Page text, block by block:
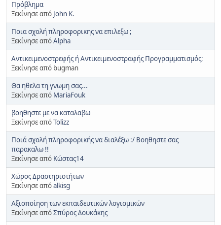
Πρόβλημα
Ξεκίνησε από John K.
Ποια σχολή πληροφορικης να επιλεξω ;
Ξεκίνησε απόAlpha
Αντικειμενοστρεφής ή Αντικειμενοστραφής Προγραμματισμός;
Ξεκίνησε από bugman
Θα ηθελα τη γνωμη σας...
Ξεκίνησε από MariaFouk
βοηθηστε με να καταλαβω
Ξεκίνησε απόTolizz
Ποιά σχολή πληροφορικής να διαλέξω :/ Βοηθηστε σας
παρακαλω !!
Ξεκίνησε από Κώστας14
Χώρος Δραστηριοτήτων
Ξεκίνησε απόalkisg
Αξιοποίηση των εκπαιδευτικών λογισμικών
Ξεκίνησε απόΣπύρος Δουκάκης